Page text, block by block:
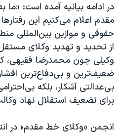
سفر پرزیدنت ترامپ به چین
در ادامه بیانیه آمده است:
مقدم اعلام می‌کنیم این
حقوقی و موازین بین‌المللی
از تحدید و تهدید وکلای
وکیلی چون محمدرضا فقیهی،
ضعیف‌ترین و بی‌دفاع‌ترین
بی‌عدالتی آشکار، بلکه
برای تضعیف استقلال نهاد
انجمن «وکلای خط مقدم» در